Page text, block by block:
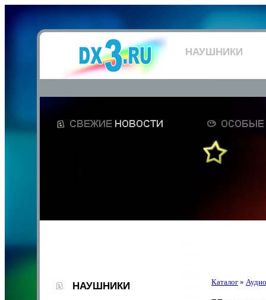
НАУШНИКИ
НАУШНИКИ Каталог »